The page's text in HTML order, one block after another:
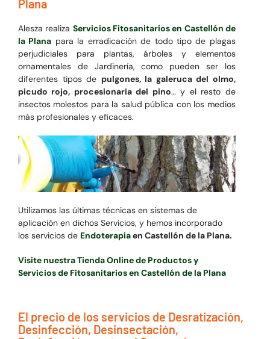
Plana
Alesza realiza Servicios Fitosanitarios en Castellón de
la Plana para la erradicación de todo tipo de plagas
perjudiciales para plantas, árboles y elementos
ornamentales de Jardinería, como pueden ser los
diferentes tipos de pulgones, la galeruca del olmo,
picudo rojo, procesionaria del pino… y el resto de
insectos molestos para la salud pública con los medios
más profesionales y eficaces.
Utilizamos las últimas técnicas en sistemas de
aplicación en dichos Servicios, y hemos incorporado
los servicios de Endoterapiaen Castellón de la Plana.
Visite nuestra Tienda Online de Productos y
Servicios de Fitosanitarios en Castellón de la Plana
El precio de los servicios de Desratización,
Desinfección, Desinsectación,